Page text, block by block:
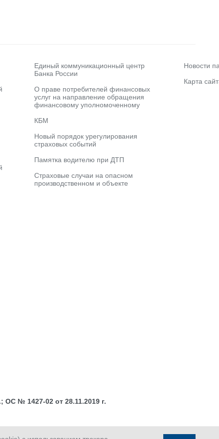
Единый коммуникационный центр
Банка России
О праве потребителей финансовых
услуг на направление обращения
финансовому уполномоченному
КБМ
Новый порядок урегулирования
страховых событий
Памятка водителю при ДТП
Страховые случаи на опасном
производственном и объекте
Новости
Карта
№ 1427-02 от 28.11.2019 г.